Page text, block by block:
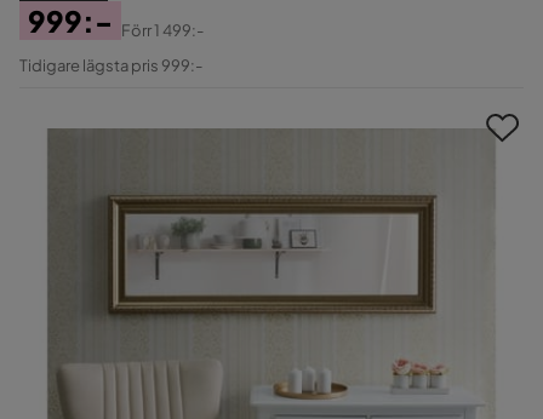
Pris
999:-
Original
Förr1 499:-
Tidigare lägsta pris 999:-